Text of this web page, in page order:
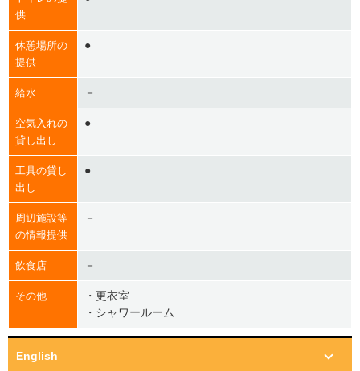
供
休憩場所の
提供
●
給水 －
空気入れの
貸し出し
●
工具の貸し
出し
●
周辺施設等
の情報提供
－
飲食店 －
その他
・更衣室
・シャワールーム
English